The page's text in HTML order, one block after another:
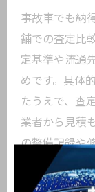
事故車でも納
舗での査定比
定基準や流通
めです。具体
たうえで、査
業者から見積
の整備記録や
つながる場合
ことで、東京